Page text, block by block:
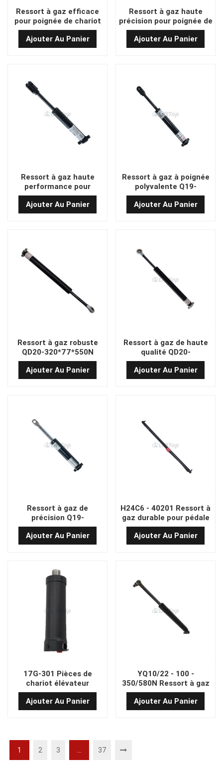
Ressort à gaz efficace
pour poignée de chariot
élévateur Q19-280 x 60 x
870 N
Ajouter Au Panier
Ressort à gaz haute
précision pour poignée de
chariot élévateur QD16-
192-55-250N
Ajouter Au Panier
Ressort à gaz haute
performance pour
poignée de chariot
élévateur QD16-190-55-
250N
Ajouter Au Panier
Ressort à gaz à poignée
polyvalente Q19-
220*60*350N
Ajouter Au Panier
Ressort à gaz robuste
QD20-320*77*550N
Ajouter Au Panier
Ressort à gaz de haute
qualité QD20-
320*77*600N
Ajouter Au Panier
Ressort à gaz de
précision Q19-
196*55*530N avec
poignée conçue
Ajouter Au Panier
H24C6 - 40201 Ressort à
gaz durable pour pédale
de chariot élévateur
Ajouter Au Panier
17G-301 Pièces de
chariot élévateur
système hydraulique
vérin de levage
Ajouter Au Panier
YQ10/22 - 100 -
350/580N Ressort à gaz
haute performance
Ajouter Au Panier
1 2 3 ... 37